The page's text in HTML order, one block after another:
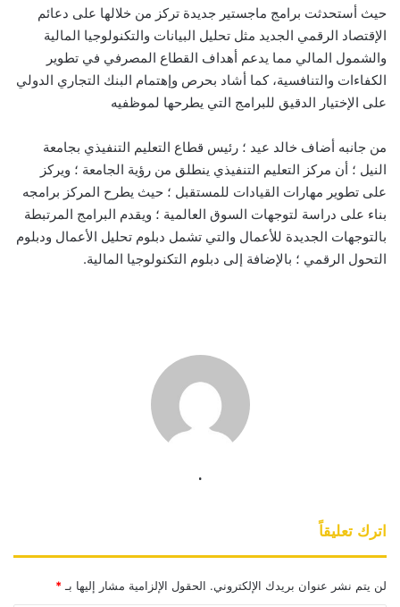
حيث أستحدثت برامج ماجستير جديدة تركز من خلالها على دعائم
الإقتصاد الرقمي الجديد مثل تحليل البيانات والتكنولوجيا المالية
والشمول المالي مما يدعم أهداف القطاع المصرفي في تطوير
الكفاءات والتنافسية، كما أشاد بحرص وإهتمام البنك التجاري الدولي
على الإختيار الدقيق للبرامج التي يطرحها لموظفيه
من جانبه أضاف خالد عيد ؛ رئيس قطاع التعليم التنفيذي بجامعة
النيل ؛ أن مركز التعليم التنفيذي ينطلق من رؤية الجامعة ؛ ويركز
على تطوير مهارات القيادات للمستقبل ؛ حيث يطرح المركز برامجه
بناء على دراسة لتوجهات السوق العالمية ؛ ويقدم البرامج المرتبطة
بالتوجهات الجديدة للأعمال والتي تشمل دبلوم تحليل الأعمال ودبلوم
التحول الرقمي ؛ بالإضافة إلى دبلوم التكنولوجيا المالية.
.
اترك تعليقاً
لن يتم نشر عنوان بريدك الإلكتروني. الحقول الإلزامية مشار إليها بـ *